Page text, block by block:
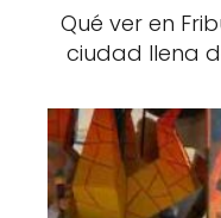
Qué ver en
ciudad llena